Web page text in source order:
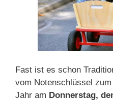
Fast ist es schon
vom Notenschlüssel
Jahr am Donnerstag,